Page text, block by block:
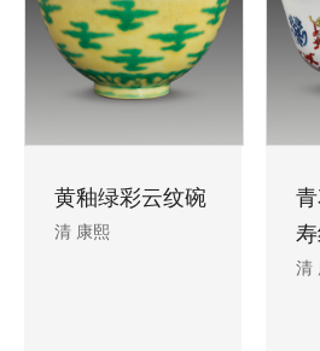
黄釉绿彩云纹碗
清 康熙
清